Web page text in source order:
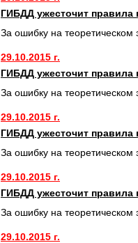
ГИБДД ужесточит правила
За ошибку на теоретическом
29.10.2015 г.
ГИБДД ужесточит правила
За ошибку на теоретическом
29.10.2015 г.
ГИБДД ужесточит правила
За ошибку на теоретическом
29.10.2015 г.
ГИБДД ужесточит правила
За ошибку на теоретическом
29.10.2015 г.